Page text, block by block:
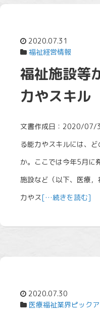
2020.07.31
福祉経営情報
福祉施設等
力やスキル
文書作成日：2020/07/
る能力やスキルには、
か。ここでは今年5月
施設など（以下、医療
力やス[…続きを読む]
2020.07.30
医療福祉業界ピック